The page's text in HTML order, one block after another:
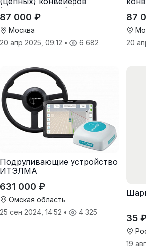
(транспортеров) под заказ
87 000 ₽
Москва
20 апр 2025, 09:12 • 6 682
87
20
Подруливающие устройство
ИТЭЛМА
631 000 ₽
Омская область
25 сен 2024, 14:52 • 4 325
35 ₽
19